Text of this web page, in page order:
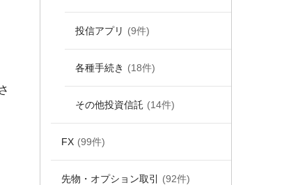
投信アプリ (9件)
各種手続き (18件)
その他投資信託 (14件)
FX (99件)
先物・オプション取引 (92件)